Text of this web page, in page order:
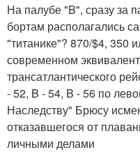
На палубе "B", сразу за
бортам располагались
"титанике"? 870/$4, 350
современном
трансатлантического
- 52, B - 54, B - 56 по
Наследству" Брюсу
отказавшегося от
личными делами